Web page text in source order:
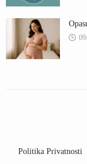
Politika Privatnosti